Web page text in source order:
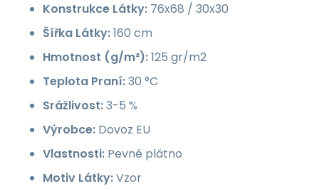
Konstrukce Látky: 76x68 / 30x30
Šířka Látky:160 cm
Hmotnost (g/m²):125 gr/m2
Teplota Praní:30 °C
Srážlivost:3-5 %
Výrobce: Dovoz EU
Vlastnosti: Pevné plátno
Motiv Látky:Vzor